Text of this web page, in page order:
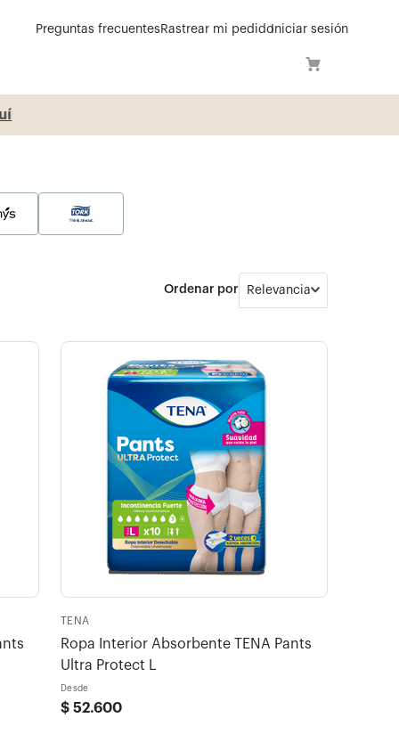
Preguntas frecuentes Rastrear mi pedidoIniciar sesión
Relevancia
TENA
Ropa Interior Absorbente TENA Pants
Ultra Protect L
Desde
$ 52.600